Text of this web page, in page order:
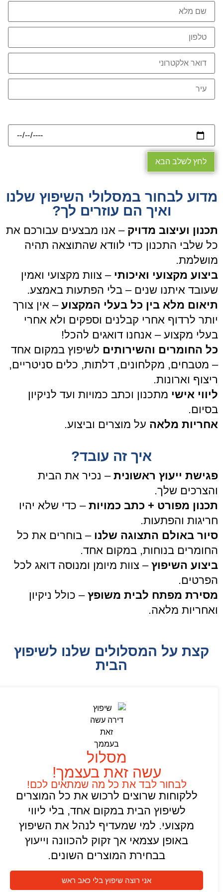
מדוע לבחור במסלולי השיפוץ שלנו
ואיך הם עוזרים לך?
תכנון ועיצוב מדויק– אנו מבצעים עבורכם את
כל שלבי התכנון כדי לוודא שהתוצאה תהיה
מושלמת.
ביצוע מקצועי ואיכותי– צוות מקצועי ואמין
שעובד איתנו שנים – בלי הפתעות באמצע.
תיאום מלא בין כל בעלי המקצוע– אין צורך
יותר לרדוף אחרי קבלנים וספקים ולא אחרי
בעלי מקצוע – אנחנו דואגים להכל!
כל החומרים והשירותיםלשיפוץ במקום אחד
– מטבחים, מקלחונים, דלתות, כלים סניטריים,
ריצוף וארונות.
ליווי אישימתכנון וכתב כמויות ועד לניקיון
בסיום.
אחריות מלאהעל מוצרים וביצוע.
איך זה עובד?
פגישת ייעוץ ראשונית– נכיר את הבית
והצרכים שלך.
תכנון מפורט + כתב כמויות– כדי שלא יהיו
חריגות והפתעות.
סיור באולם התצוגה שלנו– בוחרים את כל
החומרים בנוחות, במקום אחד.
ביצוע השיפוץ– צוות מיומן ומנוסה דואג לכל
הפרטים.
מסירת מפתח לבית משופץ– כולל ניקיון
ואחריות מלאה.
לחץ לשלב הבא
קצת על המסלולים שלנו לשיפוץ
הבית
מסלול
עשה זאת בעצמך!
לבחור לבד את כל מה שמתאים לכם!
ללקוחות שרוצים לרכוש את כל המוצרים
לשיפוץ הבית במקום אחד, בלי ליווי
מקצועי. למי שמעדיף לנהל את השיפוץ
באופן עצמאי אך זקוק להכוונה וייעוץ
בבחירת המוצרים השונים.
אני רוצה שיפוץ בלי כאב ראש